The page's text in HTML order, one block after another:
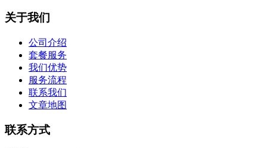
关于我们
公司介绍
套餐服务
我们优势
服务流程
联系我们
文章地图
联系方式